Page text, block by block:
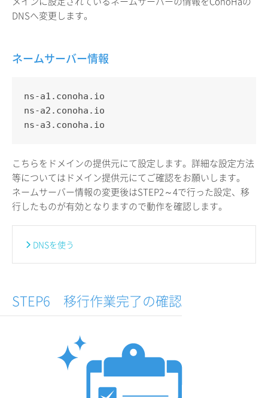
DNSへ変更します。
ネームサーバー情報
ns-a1.conoha.io
ns-a2.conoha.io
ns-a3.conoha.io
こちらをドメインの提供元にて設定します。詳細な設定方法
等についてはドメイン提供元にてご確認をお願いします。
ネームサーバー情報の変更後はSTEP2～4で行った設定、移
行したものが有効となりますので動作を確認します。
DNSを使う
STEP6 移行作業完了の確認